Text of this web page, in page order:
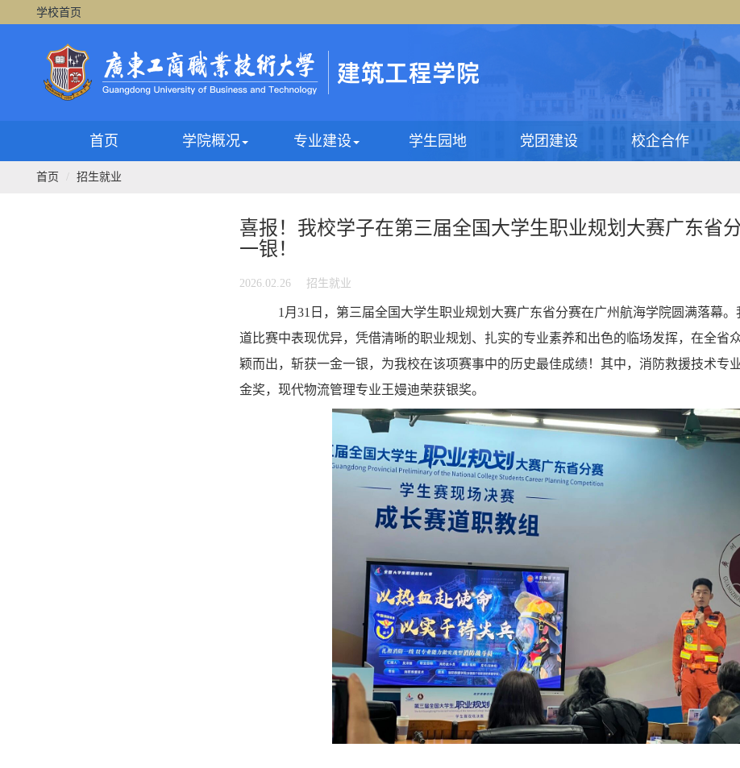
学校首页
首页 学院概况 专业建设 学生园地 党团建设 校企合作
首页 招生就业
喜报！我校学子在第三届全国大学生职业规划大赛广东省
一银！
2026.02.26 招生就业
1月31日，第三届全国大学生职业规划大赛广东省分赛在广州航海学院圆满落幕
道比赛中表现优异，凭借清晰的职业规划、扎实的专业素养和出色的临场发挥，在全省
颖而出， 斩获一金一银，为我校在该项赛事中的历史最佳成绩！其中，消防救援技术专
金奖，现代物流管理专业王嫚迪荣获银奖。